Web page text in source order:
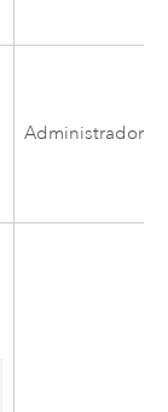
Administrador